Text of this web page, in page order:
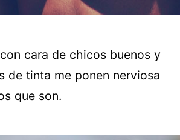
cara de chicos buenos y
de tinta me ponen nerviosa
que son.